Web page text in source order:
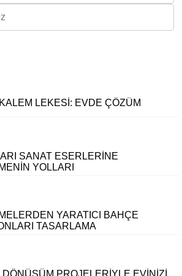
LEKESI: EVDE ÇÖZÜM
SANAT ESERLERINE
YOLLARI
YARATICI BAHÇE
TASARLAMA
DÖNÜŞÜM PROJELERIYLE EVINIZI